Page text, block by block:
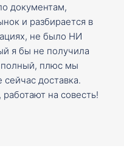
документам,
и разбирается в
не было НИ
я бы не получила
полный, плюс мы
сейчас доставка.
на совесть!